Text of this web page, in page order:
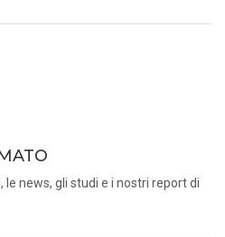
news, gli studi e i nostri report di